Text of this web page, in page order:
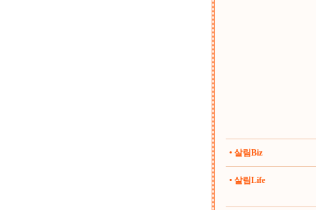
• 살림Biz
• 살림Life